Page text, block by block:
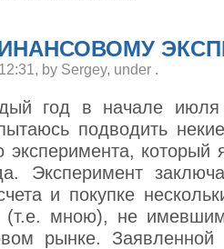
by Sergey, under .
год в начале
подводить
эксперимента, который
Эксперимент
и покупке
(т.е. мною), не имевшим
рынке. Заявленной